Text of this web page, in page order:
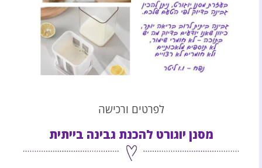
לפרטים ורכישה
מסנן יוגורט להכנת גבינה בייתית